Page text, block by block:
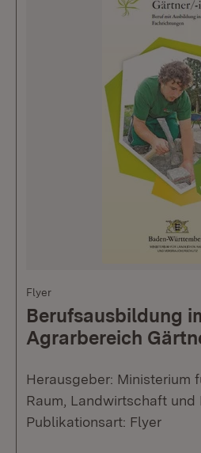
Flyer
Berufsausbildung
Agrarbereich
Herausgeber: Ministerium
Raum, Landwirtschaft und
Publikationsart: Flyer